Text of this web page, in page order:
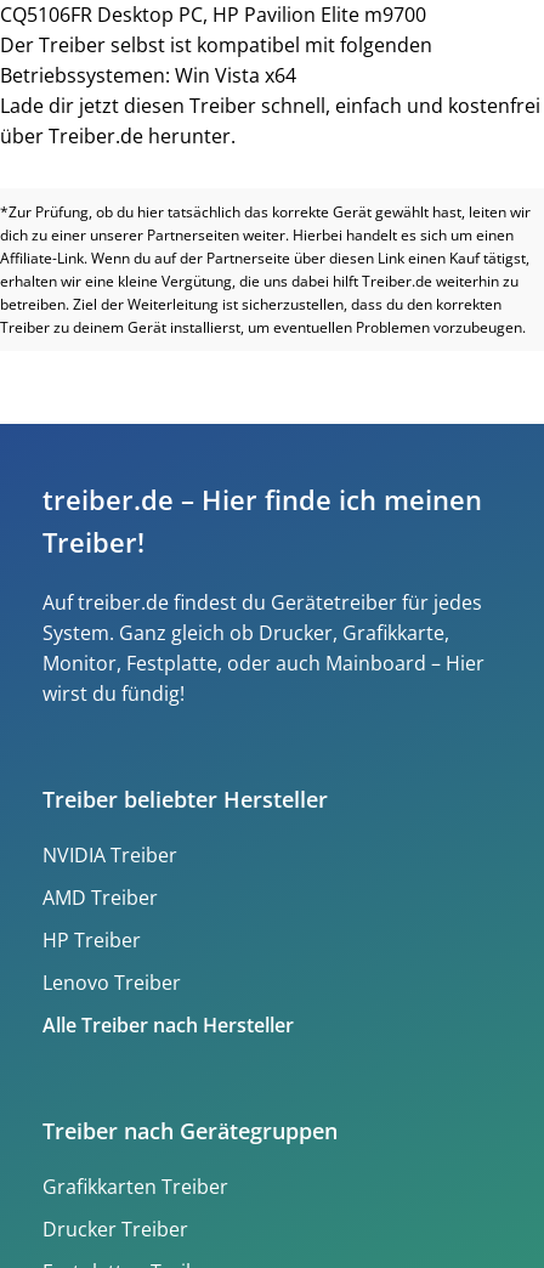
CQ5106FR Desktop PC, HP Pavilion Elite m9700
Der Treiber selbst ist kompatibel mit folgenden
Betriebssystemen: Win Vista x64
Lade dir jetzt diesen Treiber schnell, einfach und kostenfrei
über Treiber.de herunter.
*Zur Prüfung, ob du hier tatsächlich das korrekte Gerät gewählt hast, leiten wir
dich zu einer unserer Partnerseiten weiter. Hierbei handelt es sich um einen
Affiliate-Link. Wenn du auf der Partnerseite über diesen Link einen Kauf tätigst,
erhalten wir eine kleine Vergütung, die uns dabei hilft Treiber.de weiterhin zu
betreiben. Ziel der Weiterleitung ist sicherzustellen, dass du den korrekten
Treiber zu deinem Gerät installierst, um eventuellen Problemen vorzubeugen.
treiber.de – Hier finde ich meinen
Treiber!
Auf treiber.de findest du Gerätetreiber für jedes
System. Ganz gleich ob Drucker, Grafikkarte,
Monitor, Festplatte, oder auch Mainboard – Hier
wirst du fündig!
Treiber beliebter Hersteller
NVIDIA Treiber
AMD Treiber
HP Treiber
Lenovo Treiber
Alle Treiber nach Hersteller
Treiber nach Gerätegruppen
Grafikkarten Treiber
Drucker Treiber